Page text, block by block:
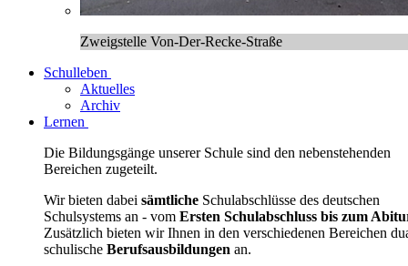
Zweigstelle Von-Der-Recke-Straße
Schulleben
Aktuelles
Archiv
Lernen
Die Bildungsgänge unserer Schule sind den nebenstehenden
Bereichen zugeteilt.
Wir bieten dabei sämtliche Schulabschlüsse des deutschen
Schulsystems an - vom Ersten Schulabschluss bis zum
Zusätzlich bieten wir Ihnen in den verschiedenen Bereichen
schulische Berufsausbildungen an.